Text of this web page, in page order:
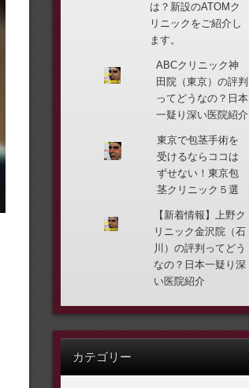
は？新設のATOMク
リニックをご紹介し
ます。
ABCクリニック神
田院（東京）の評判
ってどうなの？日本
一疑り深い医院紹介
東京で包茎手術を
受けるならココは
ずせない！東京包
茎クリニック５選
【新着情報】上野ク
リニック金沢院（石
川）の評判ってどう
なの？日本一疑り深
い医院紹介
カテゴリー